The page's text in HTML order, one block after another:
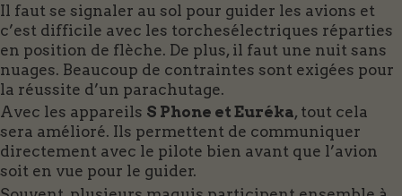
Il faut se signaler au sol pour guider les avions et
c’est difficile avec les torchesélectriques réparties
en position de flèche. De plus, il faut une nuit sans
nuages. Beaucoup de contraintes sont exigées pour
la réussite d’un parachutage.
Avec les appareils S Phone et Euréka, tout cela
sera amélioré. Ils permettent de communiquer
directement avec le pilote bien avant que l’avion
soit en vue pour le guider.